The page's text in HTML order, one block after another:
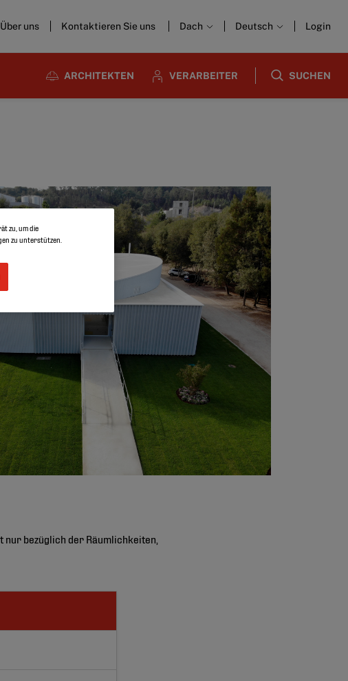
Über uns Kontaktieren Sie uns Dach Deutsch Login
ARCHITEKTEN VERARBEITER SUCHEN
bezüglich der Räumlichkeiten,
zu, um die
zu unterstützen.